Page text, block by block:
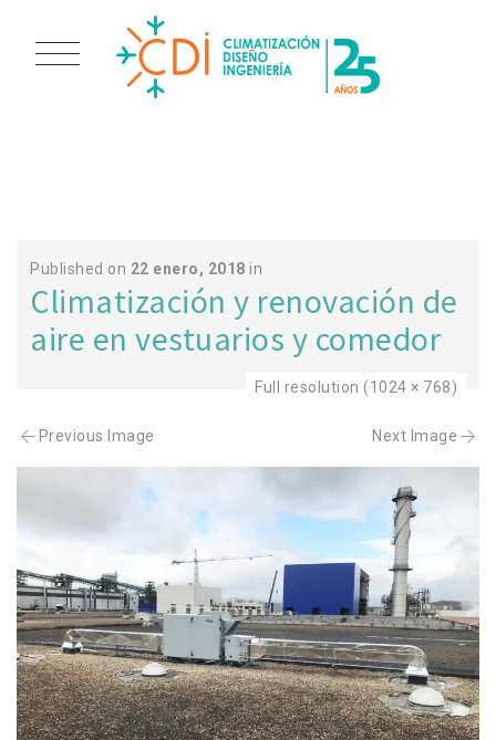
Published on 22 enero, 2018 in
Climatización y renovación de
aire en vestuarios y comedor
Full resolution (1024 × 768)
Previous Image Next Image